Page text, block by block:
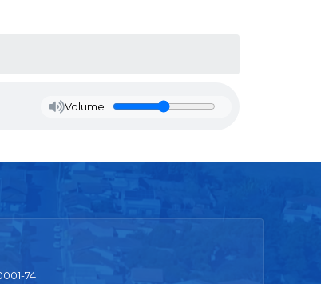
Volume
74